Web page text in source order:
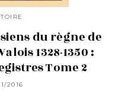
du règne de
1328-1350 :
Tome 2
2016